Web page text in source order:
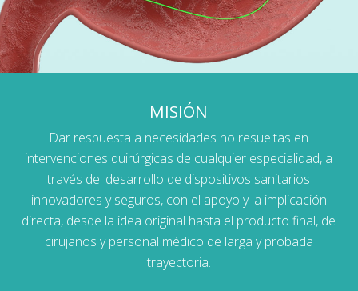
MISIÓN
Dar respuesta a necesidades no resueltas en
intervenciones quirúrgicas de cualquier especialidad, a
través del desarrollo de dispositivos sanitarios
innovadores y seguros, con el apoyo y la implicación
directa, desde la idea original hasta el producto final, de
cirujanos y personal médico de larga y probada
trayectoria.